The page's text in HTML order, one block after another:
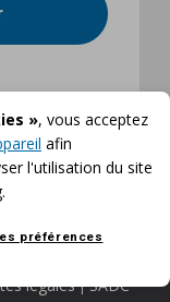
», vous acceptez
afin
l'utilisation du site
préférences
légales|SADC